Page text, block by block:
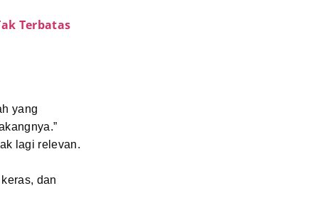
Terbatas
yang
lagi relevan.
dan